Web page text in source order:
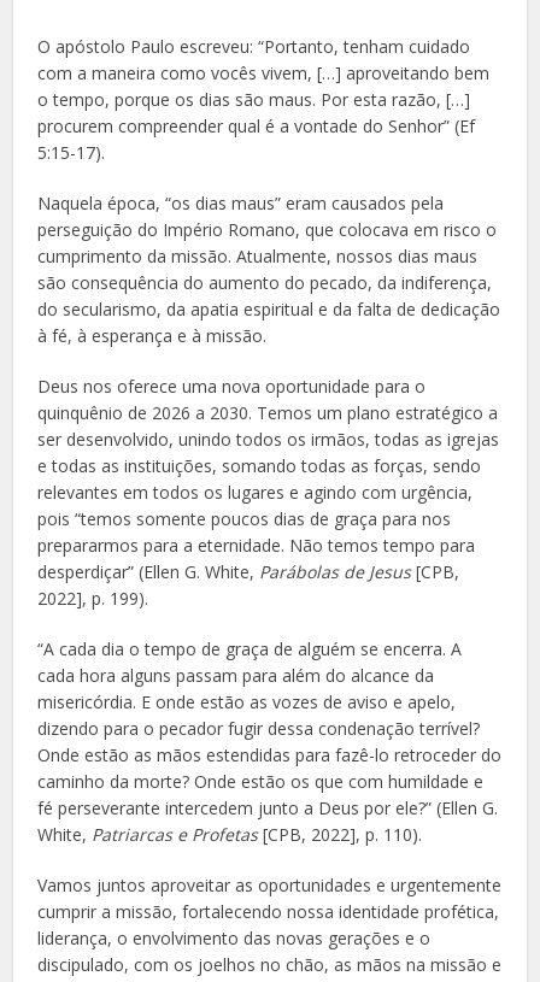
O apóstolo Paulo escreveu: “Portanto, tenham cuidado
com a maneira como vocês vivem, […] aproveitando bem
o tempo, porque os dias são maus. Por esta razão, […]
procurem compreender qual é a vontade do Senhor” (Ef
5:15-17).
Naquela época, “os dias maus” eram causados pela
perseguição do Império Romano, que colocava em risco o
cumprimento da missão. Atualmente, nossos dias maus
são consequência do aumento do pecado, da indiferença,
do secularismo, da apatia espiritual e da falta de dedicação
à fé, à esperança e à missão.
Deus nos oferece uma nova oportunidade para o
quinquênio de 2026 a 2030. Temos um plano estratégico a
ser desenvolvido, unindo todos os irmãos, todas as igrejas
e todas as instituições, somando todas as forças, sendo
relevantes em todos os lugares e agindo com urgência,
pois “temos somente poucos dias de graça para nos
prepararmos para a eternidade. Não temos tempo para
desperdiçar” (Ellen G. White, Parábolas de Jesus[CPB,
2022], p. 199).
“A cada dia o tempo de graça de alguém se encerra. A
cada hora alguns passam para além do alcance da
misericórdia. E onde estão as vozes de aviso e apelo,
dizendo para o pecador fugir dessa condenação terrível?
Onde estão as mãos estendidas para fazê-lo retroceder do
caminho da morte? Onde estão os que com humildade e
fé perseverante intercedem junto a Deus por ele?” (Ellen G.
White, Patriarcas e Profetas[CPB, 2022], p. 110).
Vamos juntos aproveitar as oportunidades e urgentemente
cumprir a missão, fortalecendo nossa identidade profética,
liderança, o envolvimento das novas gerações e o
discipulado, com os joelhos no chão, as mãos na missão e